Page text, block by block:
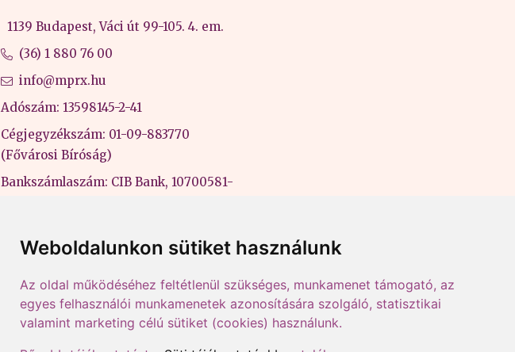
Weboldalunkon sütiket használunk
Az oldal működéséhez feltétlenül szükséges, munkamenet támogató, az
egyes felhasználói munkamenetek azonosítására szolgáló, statisztikai
valamint marketing célú sütiket (cookies) használunk.
1139 Budapest, Váci út 99-105. 4. em.
(36) 1 880 76 00
info@mprx.hu
Adószám: 13598145-2-41
Cégjegyzékszám: 01-09-883770
(Fővárosi Bíróság)
Bankszámlaszám: CIB Bank, 10700581-
B/2020/000053